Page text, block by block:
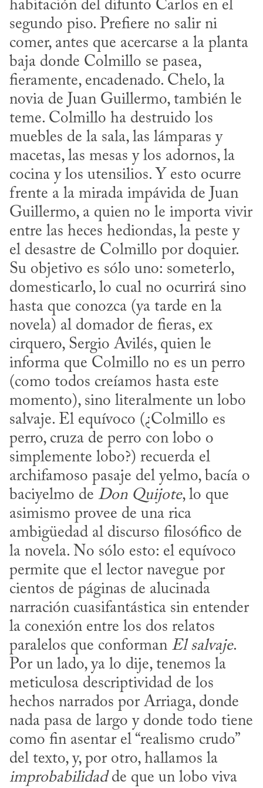
habitación del difunto Carlos en el
segundo piso. Prefiere no salir ni
comer, antes que acercarse a la planta
baja donde Colmillo se pasea,
fieramente, encadenado. Chelo, la
novia de Juan Guillermo, también le
teme. Colmillo ha destruido los
muebles de la sala, las lámparas y
macetas, las mesas y los adornos, la
cocina y los utensilios. Y esto ocurre
frente a la mirada impávida de Juan
Guillermo, a quien no le importa vivir
entre las heces hediondas, la peste y
el desastre de Colmillo por doquier.
Su objetivo es sólo uno: someterlo,
domesticarlo, lo cual no ocurrirá sino
hasta que conozca (ya tarde en la
novela) al domador de fieras, ex
cirquero, Sergio Avilés, quien le
informa que Colmillo no es un perro
(como todos creíamos hasta este
momento), sino literalmente un lobo
salvaje. El equívoco (¿Colmillo es
perro, cruza de perro con lobo o
simplemente lobo?) recuerda el
archifamoso pasaje del yelmo, bacía o
baciyelmo de Don Quijote, lo que
asimismo provee de una rica
ambigüedad al discurso filosófico de
la novela. No sólo esto: el equívoco
permite que el lector navegue por
cientos de páginas de alucinada
narración cuasifantástica sin entender
la conexión entre los dos relatos
paralelos que conforman El salvaje.
Por un lado, ya lo dije, tenemos la
meticulosa descriptividad de los
hechos narrados por Arriaga, donde
nada pasa de largo y donde todo tiene
como fin asentar el “realismo crudo”
improbabilidad de que un lobo viva